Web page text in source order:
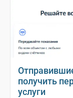
получить
услуги